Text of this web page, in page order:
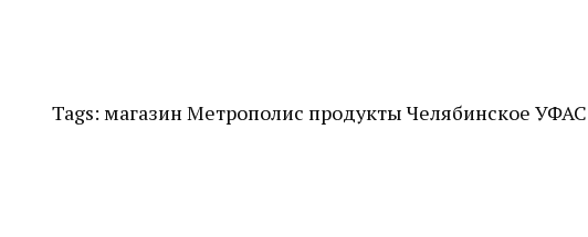
Tags: магазин Метрополис продукты Челябинское УФАС